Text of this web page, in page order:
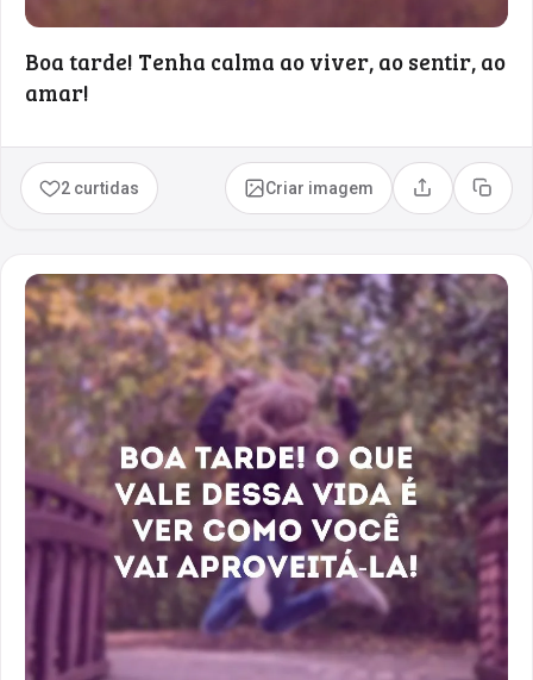
Boa tarde! Tenha calma ao viver, ao sentir, ao
amar!
2 curtidas Criar imagem Compartilhar
Copiar